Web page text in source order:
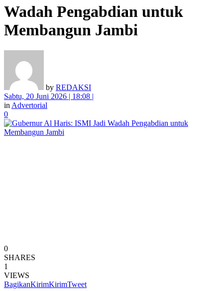
Wadah Pengabdian untuk
Membangun Jambi
by REDAKSI
Sabtu, 20 Juni 2026 | 18:08 |
in Advertorial
0
0
SHARES
1
VIEWS
BagikanKirimKirimTweet